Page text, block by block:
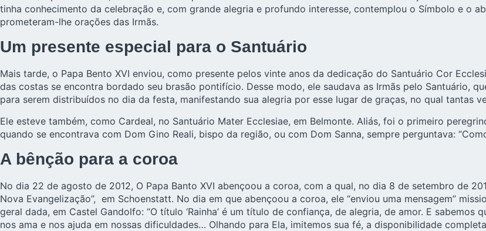
tinha conhecimento da celebração e, com grande alegria e profundo interesse, contemplou o Símbolo e o
prometeram-lhe orações das Irmãs.
Um presente especial para o Santuário
Mais tarde, o Papa Bento XVI enviou, como presente pelos vinte anos da dedicação do Santuário Cor
das costas se encontra bordado seu brasão pontifício. Desse modo, ele saudava as Irmãs pelo Santuário,
para serem distribuídos no dia da festa, manifestando sua alegria por esse lugar de graças, no qual tantas
Ele esteve também, como Cardeal, no Santuário Mater Ecclesiae, em Belmonte. Aliás, foi o primeiro
quando se encontrava com Dom Gino Reali, bispo da região, ou com Dom Sanna, sempre perguntava:
A bênção para a coroa
No dia 22 de agosto de 2012, O Papa Banto XVI abençoou a coroa, com a qual, no dia 8 de setembro de
Nova Evangelização”, em Schoenstatt. No dia em que abençoou a coroa, ele “enviou uma mensagem”
geral dada, em Castel Gandolfo: “O título ‘Rainha’ é um título de confiança, de alegria, de amor. E
nos ama e nos ajuda em nossas dificuldades… Olhando para Ela, imitemos sua fé, a disponibilidade